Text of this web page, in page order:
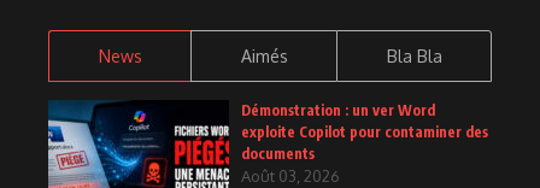
News Aimés Bla Bla
Démonstration : un ver Word
exploite Copilot pour contaminer des
documents
Août 03, 2026